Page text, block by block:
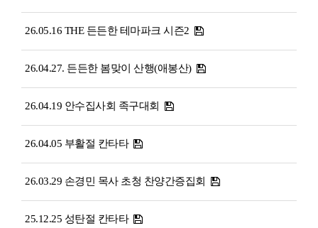
26.05.16 THE 든든한 테마파크 시즌2
26.04.27. 든든한 봄맞이 산행(애봉산)
26.04.19 안수집사회 족구대회
26.04.05 부활절 칸타타
26.03.29 손경민 목사 초청 찬양간증집회
25.12.25 성탄절 칸타타